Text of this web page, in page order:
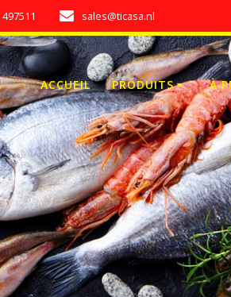
sales@ticasa.nl
ACCUEIL PRODUITS À